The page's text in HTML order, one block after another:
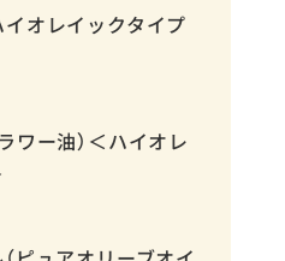
オレイックタイプ
ワー油）＜ハイオレ